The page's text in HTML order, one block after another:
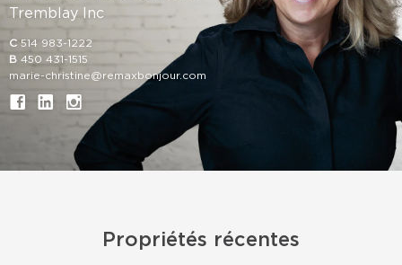
Tremblay Inc
C 514 983-1222
B 450 431-1515
marie-christine@remaxbonjour.com
Propriétés récentes